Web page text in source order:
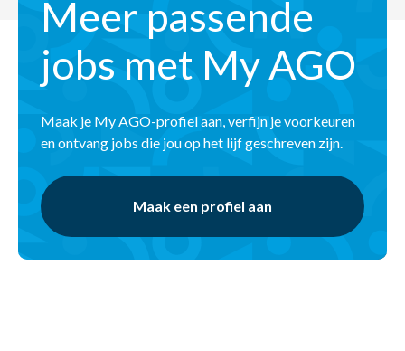
Meer passende
jobs met My AGO
Maak je My AGO-profiel aan, verfijn je voorkeuren
en ontvang jobs die jou op het lijf geschreven zijn.
Maak een profiel aan